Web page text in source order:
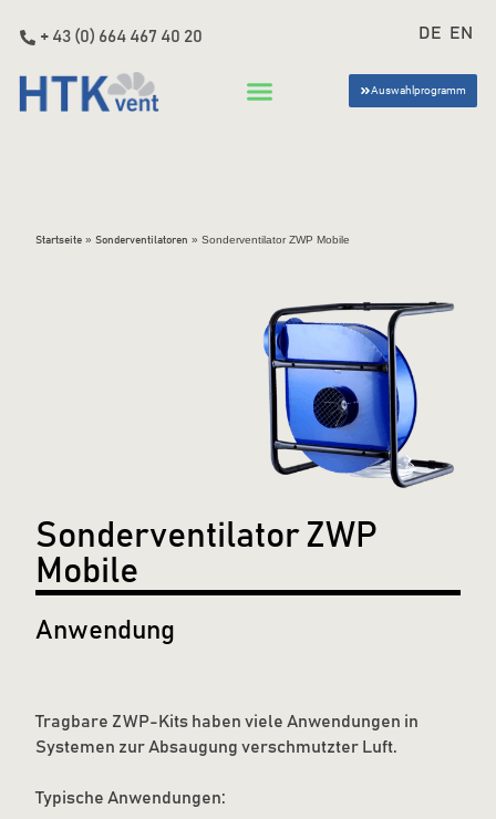
+ 43 (0) 664 467 40 20 DE EN
Auswahlprogramm
Startseite » Sonderventilatoren » Sonderventilator ZWP Mobile
Sonderventilator ZWP
Mobile
Anwendung
Tragbare ZWP-Kits haben viele Anwendungen in
Systemen zur Absaugung verschmutzter Luft.
Typische Anwendungen: